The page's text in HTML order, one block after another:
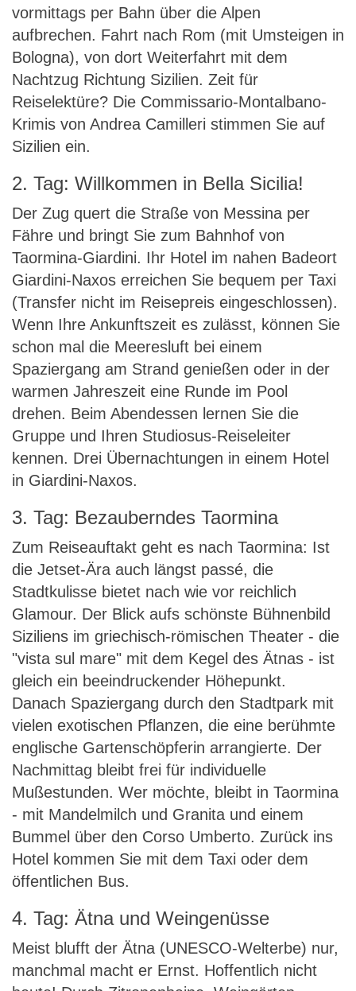
vormittags per Bahn über die Alpen
aufbrechen. Fahrt nach Rom (mit Umsteigen in
Bologna), von dort Weiterfahrt mit dem
Nachtzug Richtung Sizilien. Zeit für
Reiselektüre? Die Commissario-Montalbano-
Krimis von Andrea Camilleri stimmen Sie auf
Sizilien ein.
2. Tag: Willkommen in Bella Sicilia!
Der Zug quert die Straße von Messina per
Fähre und bringt Sie zum Bahnhof von
Taormina-Giardini. Ihr Hotel im nahen Badeort
Giardini-Naxos erreichen Sie bequem per Taxi
(Transfer nicht im Reisepreis eingeschlossen).
Wenn Ihre Ankunftszeit es zulässt, können Sie
schon mal die Meeresluft bei einem
Spaziergang am Strand genießen oder in der
warmen Jahreszeit eine Runde im Pool
drehen. Beim Abendessen lernen Sie die
Gruppe und Ihren Studiosus-Reiseleiter
kennen. Drei Übernachtungen in einem Hotel
in Giardini-Naxos.
3. Tag: Bezauberndes Taormina
Zum Reiseauftakt geht es nach Taormina: Ist
die Jetset-Ära auch längst passé, die
Stadtkulisse bietet nach wie vor reichlich
Glamour. Der Blick aufs schönste Bühnenbild
Siziliens im griechisch-römischen Theater - die
"vista sul mare" mit dem Kegel des Ätnas - ist
gleich ein beeindruckender Höhepunkt.
Danach Spaziergang durch den Stadtpark mit
vielen exotischen Pflanzen, die eine berühmte
englische Gartenschöpferin arrangierte. Der
Nachmittag bleibt frei für individuelle
Mußestunden. Wer möchte, bleibt in Taormina
- mit Mandelmilch und Granita und einem
Bummel über den Corso Umberto. Zurück ins
Hotel kommen Sie mit dem Taxi oder dem
öffentlichen Bus.
4. Tag: Ätna und Weingenüsse
Meist blufft der Ätna (UNESCO-Welterbe) nur,
manchmal macht er Ernst. Hoffentlich nicht